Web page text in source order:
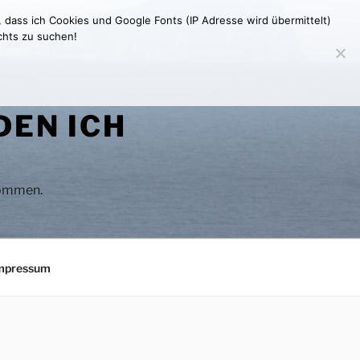
ICH
ich Cookies und Google Fonts (IP Adresse wird übermittelt)
zu suchen!